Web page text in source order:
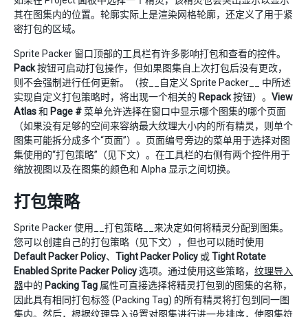
其在图集内的位置。轮廓实际上是渲染网格轮廓，还定义了用于紧
密打包的区域。
Sprite Packer 窗口顶部的工具栏有许多影响打包和查看的控件。
Pack按钮可启动打包操作，但如果图集自上次打包后没有更改，
则不会强制进行任何更新。（按__自定义 Sprite Packer__ 中所述
实现自定义打包策略时，将出现一个相关的 Repack按钮）。 View
Atlas和 Page #菜单允许选择在窗口中显示哪个图集的哪个页面
（如果没有足够的空间来容纳最大纹理大小内的所有精灵，则单个
图集可能拆分成多个“页面”）。页面编号旁边的菜单用于选择对图
集使用的“打包策略”（见下文）。在工具栏的右侧有两个控件用于
缩放视图以及在图集的颜色和 Alpha 显示之间切换。
打包策略
Sprite Packer 使用__打包策略__来决定如何将精灵分配到图集。
您可以创建自己的打包策略（见下文），但也可以随时使用
Default Packer Policy、 Tight Packer Policy 或Tight Rotate
Enabled Sprite Packer Policy选项。通过使用这些策略， 纹理导入
器中的 Packing Tag 属性可直接选择将精灵打包到的图集的名称，
因此具有相同打包标签 (Packing Tag) 的所有精灵将打包到同一图
集内。然后，根据纹理导入设置对图集进行进一步排序，使图集符